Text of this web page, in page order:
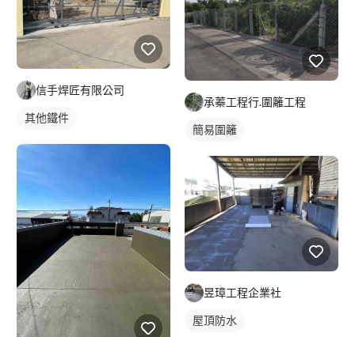
信手焊匠有限公司
其他鐵件
承蓁工程行.圍籬工程
簡易圍籬
昱璋工程企業社
屋頂防水